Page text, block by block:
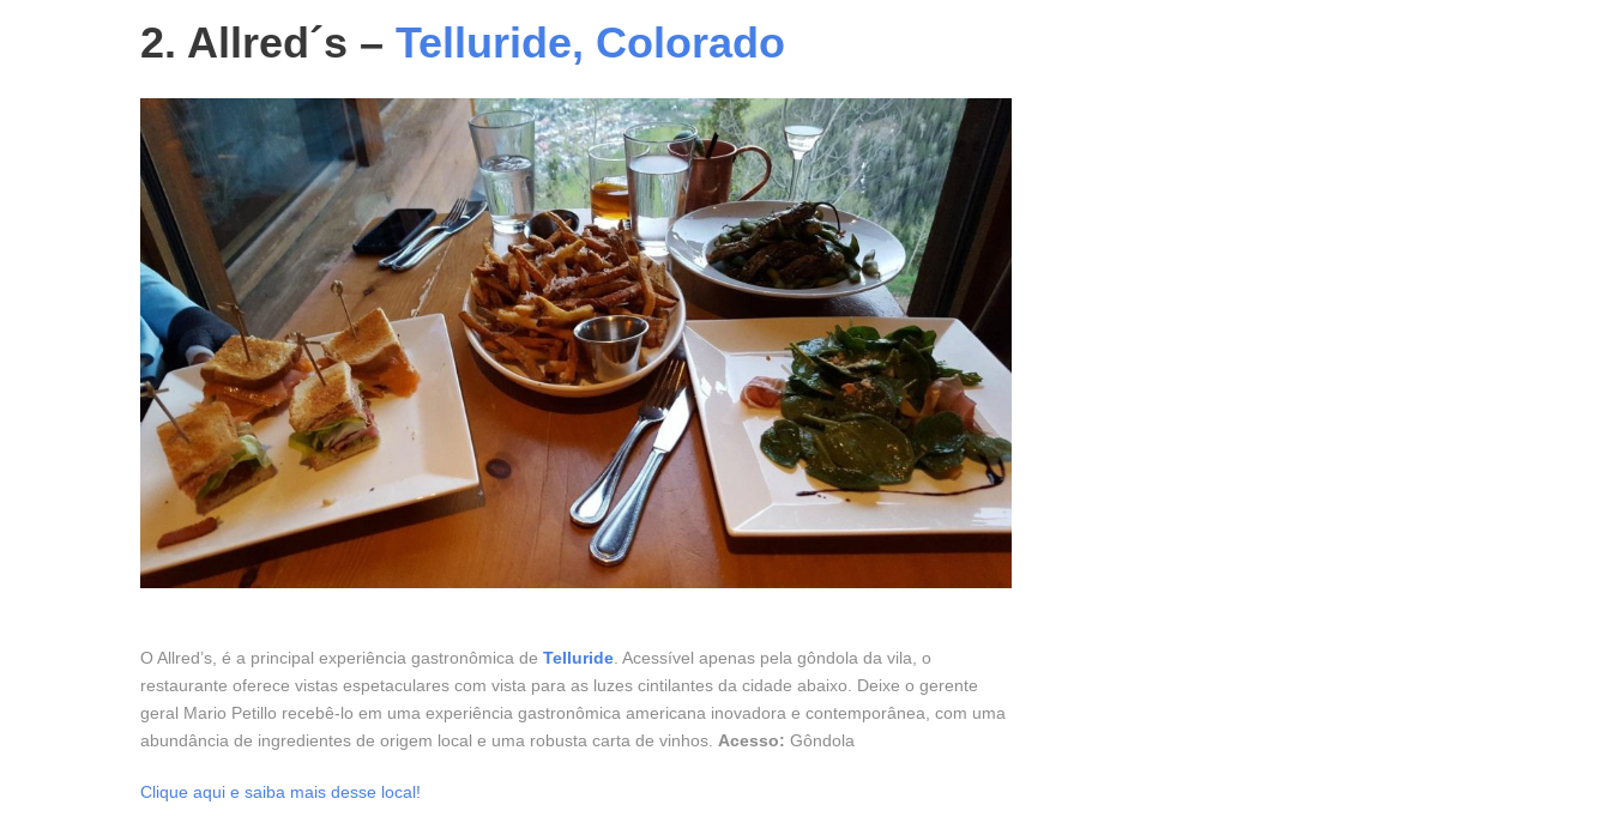
2. Allred´s – Telluride, Colorado
O Allred’s, é a principal experiência gastronômica de Telluride . Acessível apenas pela gôndola da vila, o
restaurante oferece vistas espetaculares com vista para as luzes cintilantes da cidade abaixo. Deixe o gerente
geral Mario Petillo recebê-lo em uma experiência gastronômica americana inovadora e contemporânea, com uma
abundância de ingredientes de origem local e uma robusta carta de vinhos. Acesso: Gôndola
Clique aqui e saiba mais desse local!